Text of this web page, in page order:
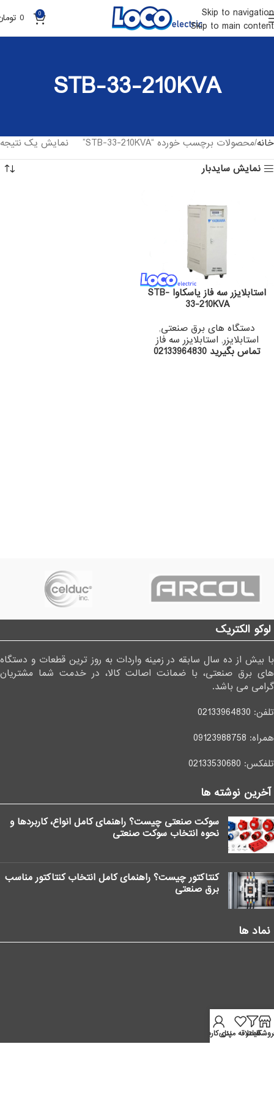
Skip to navigation
Skip to main content
0
0
STB-33-210KVA
خانه محصولات برچسب خورده “STB-33-210KVA”
نمایش یک نتیجه
نمایش سایدبار
استابلایزر سه فاز یاسکاوا STB-
33-210KVA
دستگاه های برق صنعتی,
استابلایزر, استابلایزر سه فاز
تماس بگیرید 02133964830
لوکو الکتریک
با بیش از ده سال سابقه در زمینه واردات به روز ترین قطعات و دستگاه
های برق صنعتی، با ضمانت اصالت کالا، در خدمت شما مشتریان
گرامی می باشد.
تلفن: 02133964830
همراه: 09123988758
تلفکس: 02133530680
آخرین نوشته ها
سوکت صنعتی چیست؟ راهنمای کامل انواع، کاربردها و
نحوه انتخاب سوکت صنعتی
کنتاکتور چیست؟ راهنمای کامل انتخاب کنتاکتور مناسب
برق صنعتی
نماد ها
فیلترعلاقه مندی
پنل کاربر